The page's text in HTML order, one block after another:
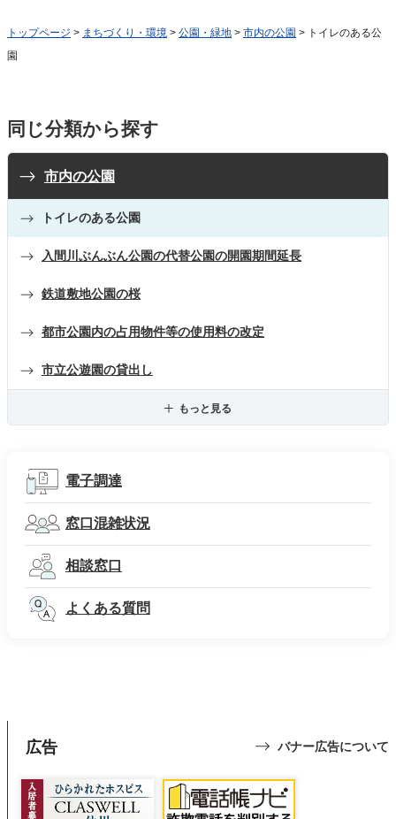
トップページ > まちづくり・環境 > 公園・緑地 > 市内の公園 > トイレのある公
園
同じ分類から探す
市内の公園
トイレのある公園
入間川ぶんぶん公園の代替公園の開園期間延長
鉄道敷地公園の桜
都市公園内の占用物件等の使用料の改定
市立公遊園の貸出し
もっと見る
電子調達
窓口混雑状況
相談窓口
よくある質問
広告 バナー広告について